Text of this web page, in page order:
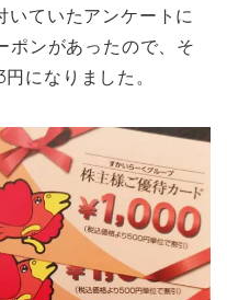
いていたアンケートに
ポンがあったので、そ
になりました。